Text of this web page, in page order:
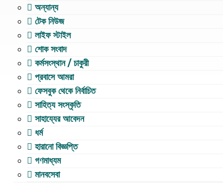
অন্যান্য
টেক নিউজ
লাইফ স্টাইল
শোক সংবাদ
কর্মসংস্থান / চাকুরী
প্রবাসে আমরা
ফেসবুক থেকে নির্বাচিত
সাহিত্য সংস্কৃতি
সাহায্যের আবেদন
ধর্ম
হারানো বিজ্ঞপ্তি
গণমাধ্যম
মানবসেবা